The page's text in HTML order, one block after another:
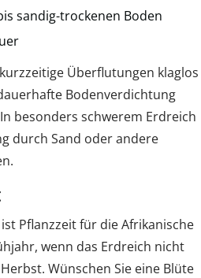
sandig-trockenen Boden
Überflutungen klaglos
Bodenverdichtung
besonders schwerem Erdreich
durch Sand oder andere
Pflanzzeit für die Afrikanische
wenn das Erdreich nicht
Wünschen Sie eine Blüte